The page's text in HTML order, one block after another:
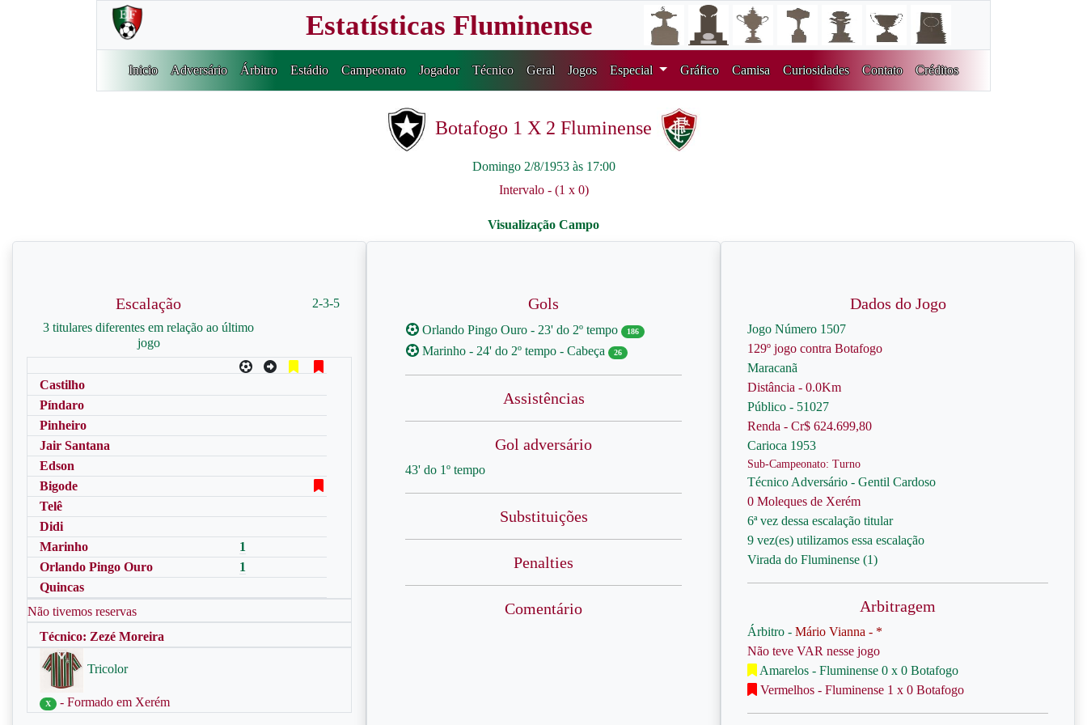
Estatísticas Fluminense
Inicio Adversário Árbitro Estádio Campeonato Jogador Técnico Geral Jogos Especial Gráfico Camisa Curiosidades Contato Créditos
Botafogo 1 X 2 Fluminense
Domingo 2/8/1953 às 17:00
Intervalo - (1 x 0)
Escalação
3 titulares diferentes em relação ao último
jogo
2-3-5
Castilho
Píndaro
Pinheiro
Jair Santana
Edson
Bigode
Telê
Didi
Marinho
1
Orlando Pingo Ouro
1
Quincas
Não tivemos reservas
Técnico: Zezé Moreira
Tricolor
X - Formado em Xerém
Gols
Orlando Pingo Ouro - 23' do 2º tempo 186
Marinho - 24' do 2º tempo - Cabeça 26
Assistências
Gol adversário
43' do 1º tempo
Substituições
Penalties
Comentário
Dados do Jogo
Jogo Número 1507
129º jogo contra Botafogo
Maracanã
Distância - 0.0Km
Público - 51027
Renda - Cr$ 624.699,80
Carioca 1953
Sub-Campeonato: Turno
Técnico Adversário - Gentil Cardoso
0 Moleques de Xerém
6ª vez dessa escalação titular
9 vez(es) utilizamos essa escalação
Virada do Fluminense (1)
Arbitragem
Árbitro - Mário Vianna - *
Não teve VAR nesse jogo
Amarelos - Fluminense 0 x 0 Botafogo
Vermelhos - Fluminense 1 x 0 Botafogo